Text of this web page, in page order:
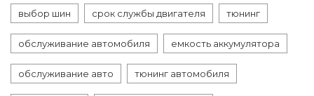
выбор шин срок службы двигателя тюнинг
обслуживание автомобиля емкость аккумулятора
обслуживание авто тюнинг автомобиля